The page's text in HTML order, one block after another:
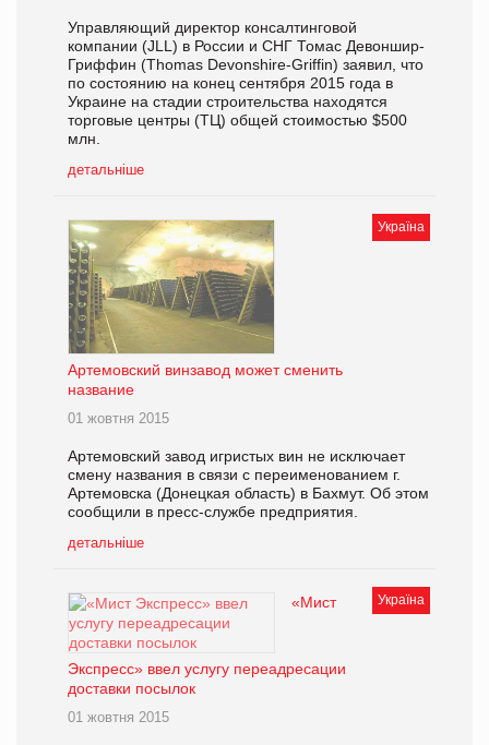
Управляющий директор консалтинговой
компании (JLL) в России и СНГ Томас Девоншир-
Гриффин (Thomas Devonshire-Griffin) заявил, что
по состоянию на конец сентября 2015 года в
Украине на стадии строительства находятся
торговые центры (ТЦ) общей стоимостью $500
млн.
детальніше
Україна
Артемовский винзавод может сменить
название
01 жовтня 2015
Артемовский завод игристых вин не исключает
смену названия в связи с переименованием г.
Артемовска (Донецкая область) в Бахмут. Об этом
сообщили в пресс-службе предприятия.
детальніше
Україна
«Мист
Экспресс» ввел услугу переадресации
доставки посылок
01 жовтня 2015